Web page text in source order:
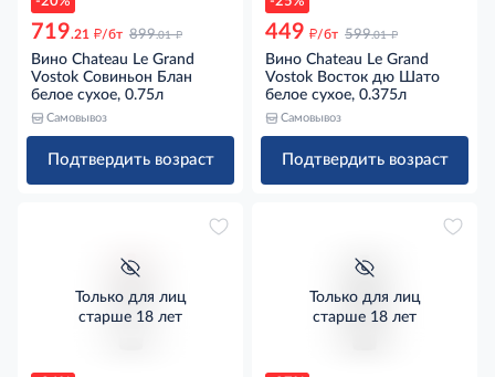
719.21 д/бт 899.01 д
Вино Chateau Le Grand
Vostok Совиньон Блан
белое сухое, 0.75л
Самовывоз
Подтвердить возраст
449 д/бт 599.01 д
Вино Chateau Le Grand
Vostok Восток дю Шато
белое сухое, 0.375л
Самовывоз
Подтвердить возраст
Только для лиц
старше 18 лет
Только для лиц
старше 18 лет